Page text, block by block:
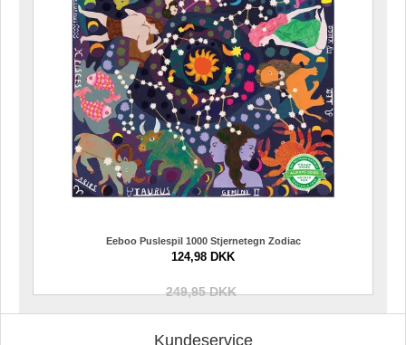
Eeboo Puslespil 1000 Stjernetegn Zodiac
124,98 DKK
249,95 DKK
Kundeservice